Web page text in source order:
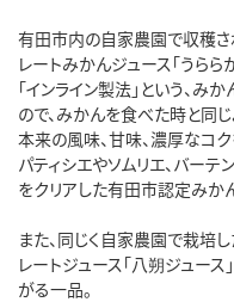
有田市内の自家農園で収穫
レートみかんジュース「うららか
「インライン製法」という、み
ので、みかんを食べた時と同じ
本来の風味、甘味、濃厚なコ
パティシエやソムリエ、バー
をクリアした有田市認定みか
また、同じく自家農園で栽培し
レートジュース「八朔ジュー
がる一品。